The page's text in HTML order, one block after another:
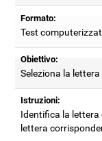
Formato:
Test
Obiettivo:
Seleziona la
Istruzioni:
Identifica la lettera
lettera